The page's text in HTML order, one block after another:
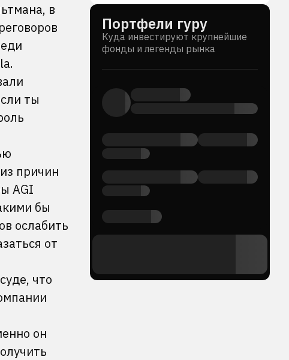
в
ты
причин
AGI
бы
ослабить
от
что
он
Портфели гуру
Куда инвестируют крупнейшие
фонды и легенды рынка